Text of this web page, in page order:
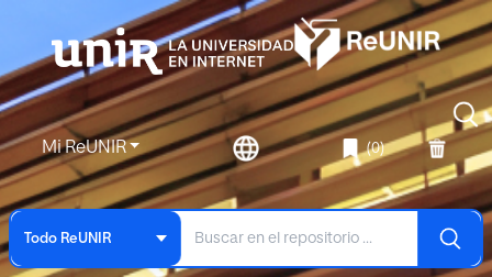
Mi ReUNIR (0)
Todo ReUNIR